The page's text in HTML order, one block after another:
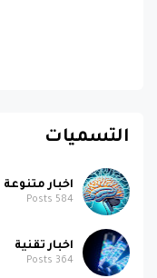
التسميات
اخبار متنوعة
584
اخبار تقنية
364